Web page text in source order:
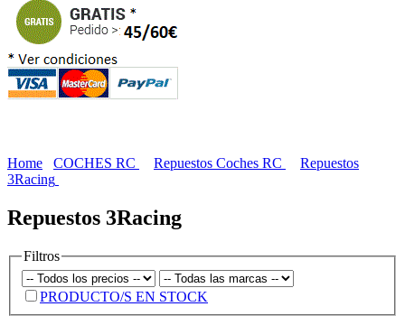
Home COCHES RC Repuestos Coches RC
Repuestos
3Racing
Repuestos 3Racing
Filtros
PRODUCTO/S EN STOCK